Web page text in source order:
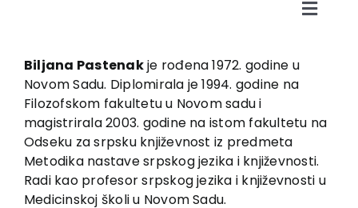
Toggle
O nama
Knjige
U pripremi
Akcija
Autori
Vesti
Biljana Pastenakje rođena 1972. godine u
Novom Sadu. Diplomirala je 1994. godine na
Filozofskom fakultetu u Novom sadu i
magistrirala 2003. godine na istom fakultetu na
Odseku za srpsku književnost iz predmeta
Metodika nastave srpskog jezika i književnosti.
Radi kao profesor srpskog jezika i književnosti u
Medicinskoj školi u Novom Sadu.